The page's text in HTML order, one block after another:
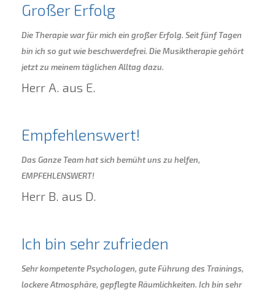
Großer Erfolg
Die Therapie war für mich ein großer Erfolg. Seit fünf Tagen
bin ich so gut wie beschwerdefrei. Die Musiktherapie gehört
jetzt zu meinem täglichen Alltag dazu.
Herr A. aus E.
Empfehlenswert!
Das Ganze Team hat sich bemüht uns zu helfen,
EMPFEHLENSWERT!
Herr B. aus D.
Ich bin sehr zufrieden
Sehr kompetente Psychologen, gute Führung des Trainings,
lockere Atmosphäre, gepflegte Räumlichkeiten. Ich bin sehr